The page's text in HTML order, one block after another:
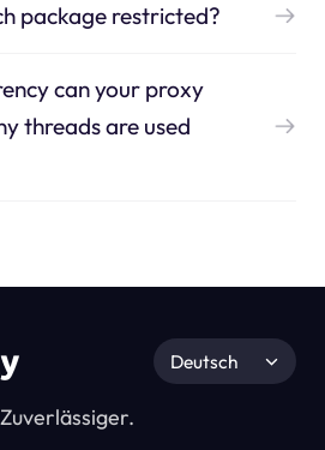
package restricted?
can your proxy
threads are used
Deutsch